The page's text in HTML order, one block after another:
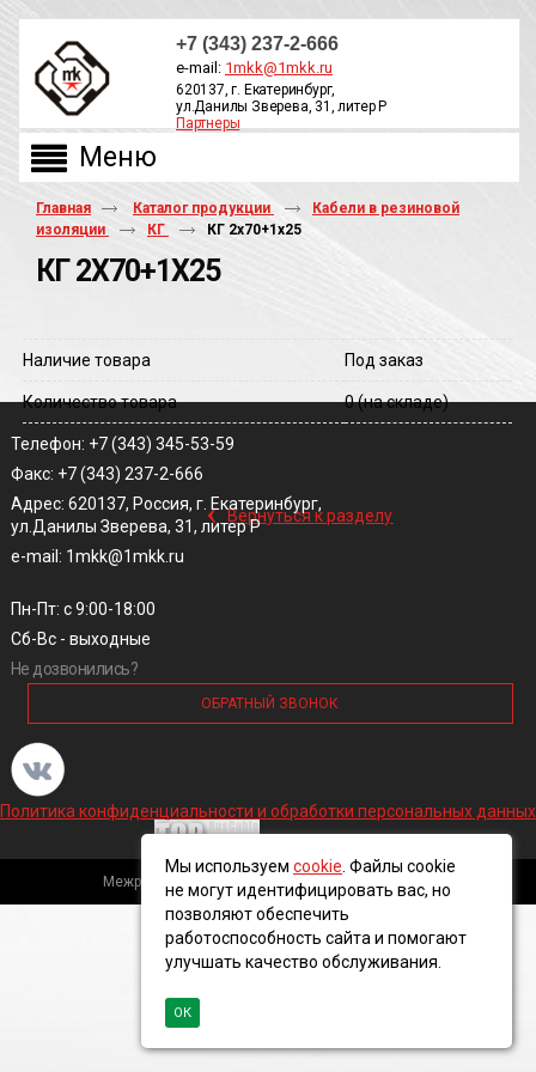
+7 (343) 237-2-666
e-mail: 1mkk@1mkk.ru
620137, г. Екатеринбург,
ул.Данилы Зверева, 31, литер Р
Партнеры
Главная Каталог продукции
Кабели в резиновой
изоляции
КГ КГ 2х70+1х25
КГ 2Х70+1Х25
Наличие товара Под заказ
Количество товара 0(на складе)
‹ Вернуться к разделу
Телефон: +7 (343) 345-53-59
Факс: +7 (343) 237-2-666
Адрес: 620137, Россия, г. Екатеринбург,
ул.Данилы Зверева, 31, литер Р
e-mail: 1mkk@1mkk.ru
Пн-Пт: с 9:00-18:00
Сб-Вс - выходные
Не дозвонились?
ОБРАТНЫЙ ЗВОНОК
Политика конфиденциальности и обработки персональных данных
Межрегиональная кабельная компания, 2016 ©
Мы используем cookie . Файлы cookie
не могут идентифицировать вас, но
позволяют обеспечить
работоспособность сайта и помогают
улучшать качество обслуживания.
ОК